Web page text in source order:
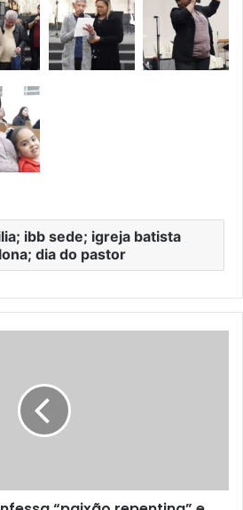
ibb sede; igreja batista
dia do pastor